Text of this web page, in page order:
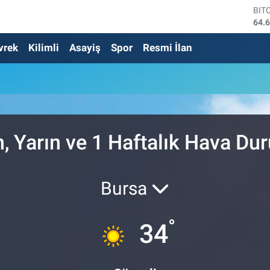
Kilimli Asayiş Spor Resmi İlan
Yarın ve 1 Haftalık Hava
Bursa
34°